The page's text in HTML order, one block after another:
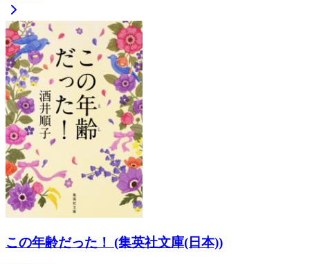
この年齢だった！ (集英社文庫(日本))